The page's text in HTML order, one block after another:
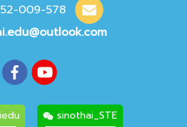
009-578
sinothai_STE